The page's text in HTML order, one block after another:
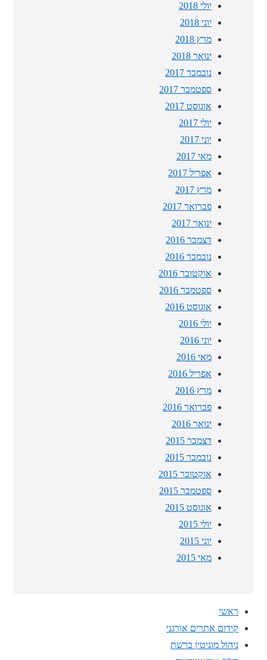
יולי 2018
יוני 2018
מרץ 2018
ינואר 2018
נובמבר 2017
ספטמבר 2017
אוגוסט 2017
יולי 2017
יוני 2017
מאי 2017
אפריל 2017
מרץ 2017
פברואר 2017
ינואר 2017
דצמבר 2016
נובמבר 2016
אוקטובר 2016
ספטמבר 2016
אוגוסט 2016
יולי 2016
יוני 2016
מאי 2016
אפריל 2016
מרץ 2016
פברואר 2016
ינואר 2016
דצמבר 2015
נובמבר 2015
אוקטובר 2015
ספטמבר 2015
אוגוסט 2015
יולי 2015
יוני 2015
מאי 2015
ראשי
קידום אתרים אורגני
ניהול מוניטין ברשת